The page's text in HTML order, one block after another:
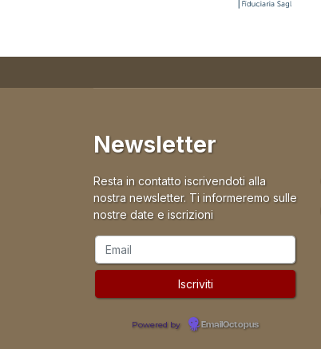
Newsletter
Resta in contatto iscrivendoti alla
nostra newsletter. Ti informeremo sulle
nostre date e iscrizioni
Powered by EmailOctopus